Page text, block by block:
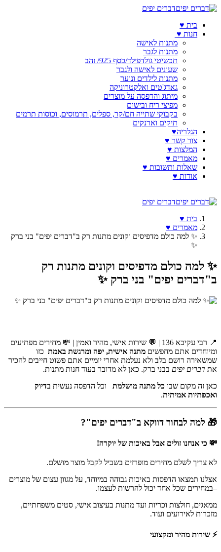
דברים יפים
בית ♥️
חנות ♥️
מתנות לאישה
מתנות לגבר
תכשיטי גולדפילד/כסף 925/ זהב
שעונים לאישה ולגבר
מתנות לילדים ונוער
גאדג'טים ואלקטרוניקה
מיתוג והדפסה על מוצרים
מפיצי ריח ובישום
בקבוקי שתייה חם/קר, ספלים, תרמוסים, וכוסות תרמים
תיקים וארנקים
הגלריה♥️
צור קשר ♥️
המלצות ♥️
מאמרים ♥️
שאלות ותשובות ♥️
אודות ♥️
דברים יפים
בית ♥️
מאמרים ♥️
✨ למה כולם מדפיסים וקונים מתנות רק ב"דברים יפים" בני ברק
✨
✨ למה כולם מדפיסים וקונים מתנות רק
ב"דברים יפים" בני ברק ✨
📍 רבי עקיבא 136 | 💬 שירות אישי, מהיר ואמין | 💸 מחירים מפתיעים
ומיוחדים אתם מחפשים מתנה אישית, יפה ומרגשת באמת כזו
שמשאירה רושם בלב ולא נעלמת אחרי יומיים אתם פשוט חייבים להכיר
את דברים יפים בבני ברק. כאן לא מדובר בעוד חנות מתנות.
כאן זה מקום שבו כל מתנה מושלמת וכל הדפסה נעשית בדיוק
ואכפתיות אמיתית.
🎁 למה לבחור דווקא ב"דברים יפים"?
💸 כי אנחנו זולים אבל באיכות של יוקרה!
לא צריך לשלם מחירים מופרזים בשביל לקבל מוצר מושלם.
אצלנו תמצאו הדפסות באיכות גבוהה במיוחד, על מגוון עצום של מוצרים
–במחירים שכל אחד יכול להרשות לעצמו.
ממאגים, חולצות וכריות ועד מתנות בעיצוב אישי, סטים משפחתיים,
מזכרות לאירועים ועוד.
⚡ שירות מהיר ומקצועי